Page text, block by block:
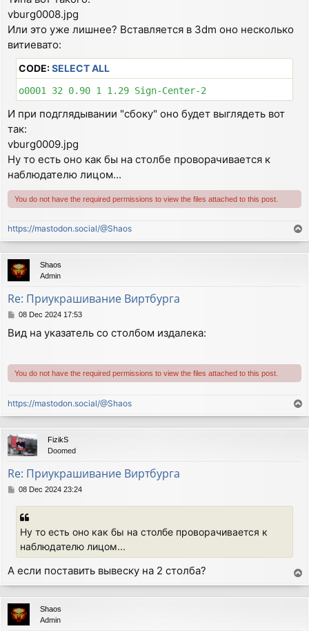
vburg0008.jpg
Или это уже лишнее? Вставляется в 3dm оно несколько
витиевато:
CODE:SELECT ALL
И при подглядывании "сбоку" оно будет выглядеть вот
так:
vburg0009.jpg
Ну то есть оно как бы на столбе проворачивается к
наблюдателю лицом...
You do not have the required permissions to view the files attached to this post.
https://mastodon.social/@Shaos
o
p
Shaos
Admin
Re: Приукрашивание Виртбурга
P
s
08 Dec 2024 17:53
Вид на указатель со столбом издалека:
You do not have the required permissions to view the files attached to this post.
https://mastodon.social/@Shaos
o
p
FizikS
Doomed
Re: Приукрашивание Виртбурга
P08 Dec 2024 23:24
Ну то есть оно как бы на столбе проворачивается к
наблюдателю лицом...
А если поставить вывеску на 2 столба?
o
p
Shaos
Admin